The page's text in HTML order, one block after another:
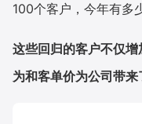
100个客户，今年有多
这些回归的客户不仅
为和客单价为公司带来